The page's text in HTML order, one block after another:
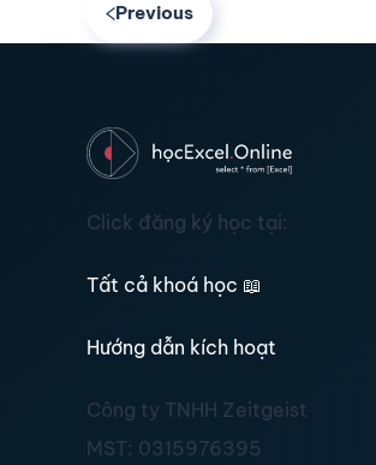
Previous
Click đăng ký học tại:
Tất cả khoá học 📖
Hướng dẫn kích hoạt
Công ty TNHH Zeitgeist
MST: 0315976395